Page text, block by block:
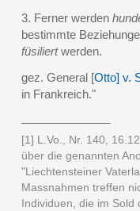
3. Ferner werden
bestimmte
füsiliertwerden.
gez. General [Otto] v.
in Frankreich."
[1] L.Vo., Nr. 140,
über die genannten
"Liechtensteiner
Massnahmen treffen
Individuen, die im